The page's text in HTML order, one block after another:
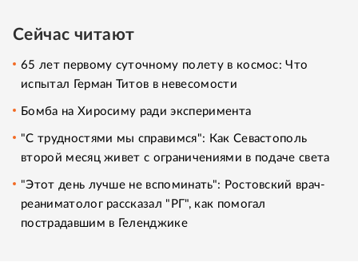
Сейчас читают
65 лет первому суточному полету в космос: Что
испытал Герман Титов в невесомости
Бомба на Хиросиму ради эксперимента
"С трудностями мы справимся": Как Севастополь
второй месяц живет с ограничениями в подаче света
"Этот день лучше не вспоминать": Ростовский врач-
реаниматолог рассказал "РГ", как помогал
пострадавшим в Геленджике